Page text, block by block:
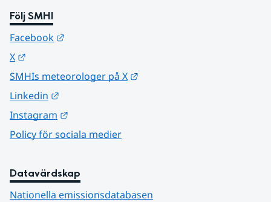
Följ SMHI
Facebook
X
SMHIs meteorologer på X
Linkedin
Instagram
Policy för sociala medier
Datavärdskap
Nationella emissionsdatabasen